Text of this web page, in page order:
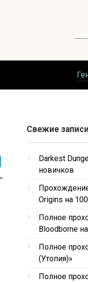
Свежие записи
Darkest
новичков
Origins на
Полное
Bloodborne
Полное
(Утопия)»
Полное